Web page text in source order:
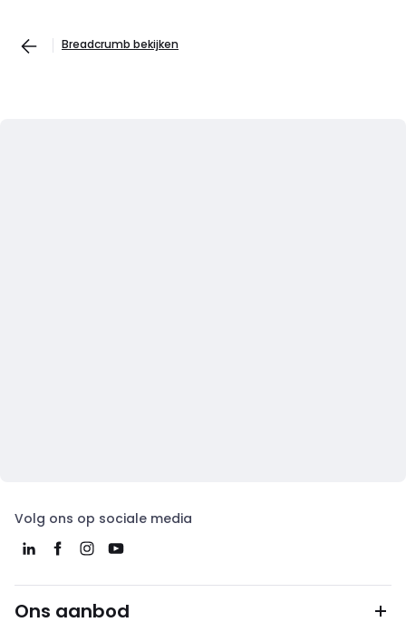
Breadcrumb bekijken
Volg ons op sociale media
Ons aanbod